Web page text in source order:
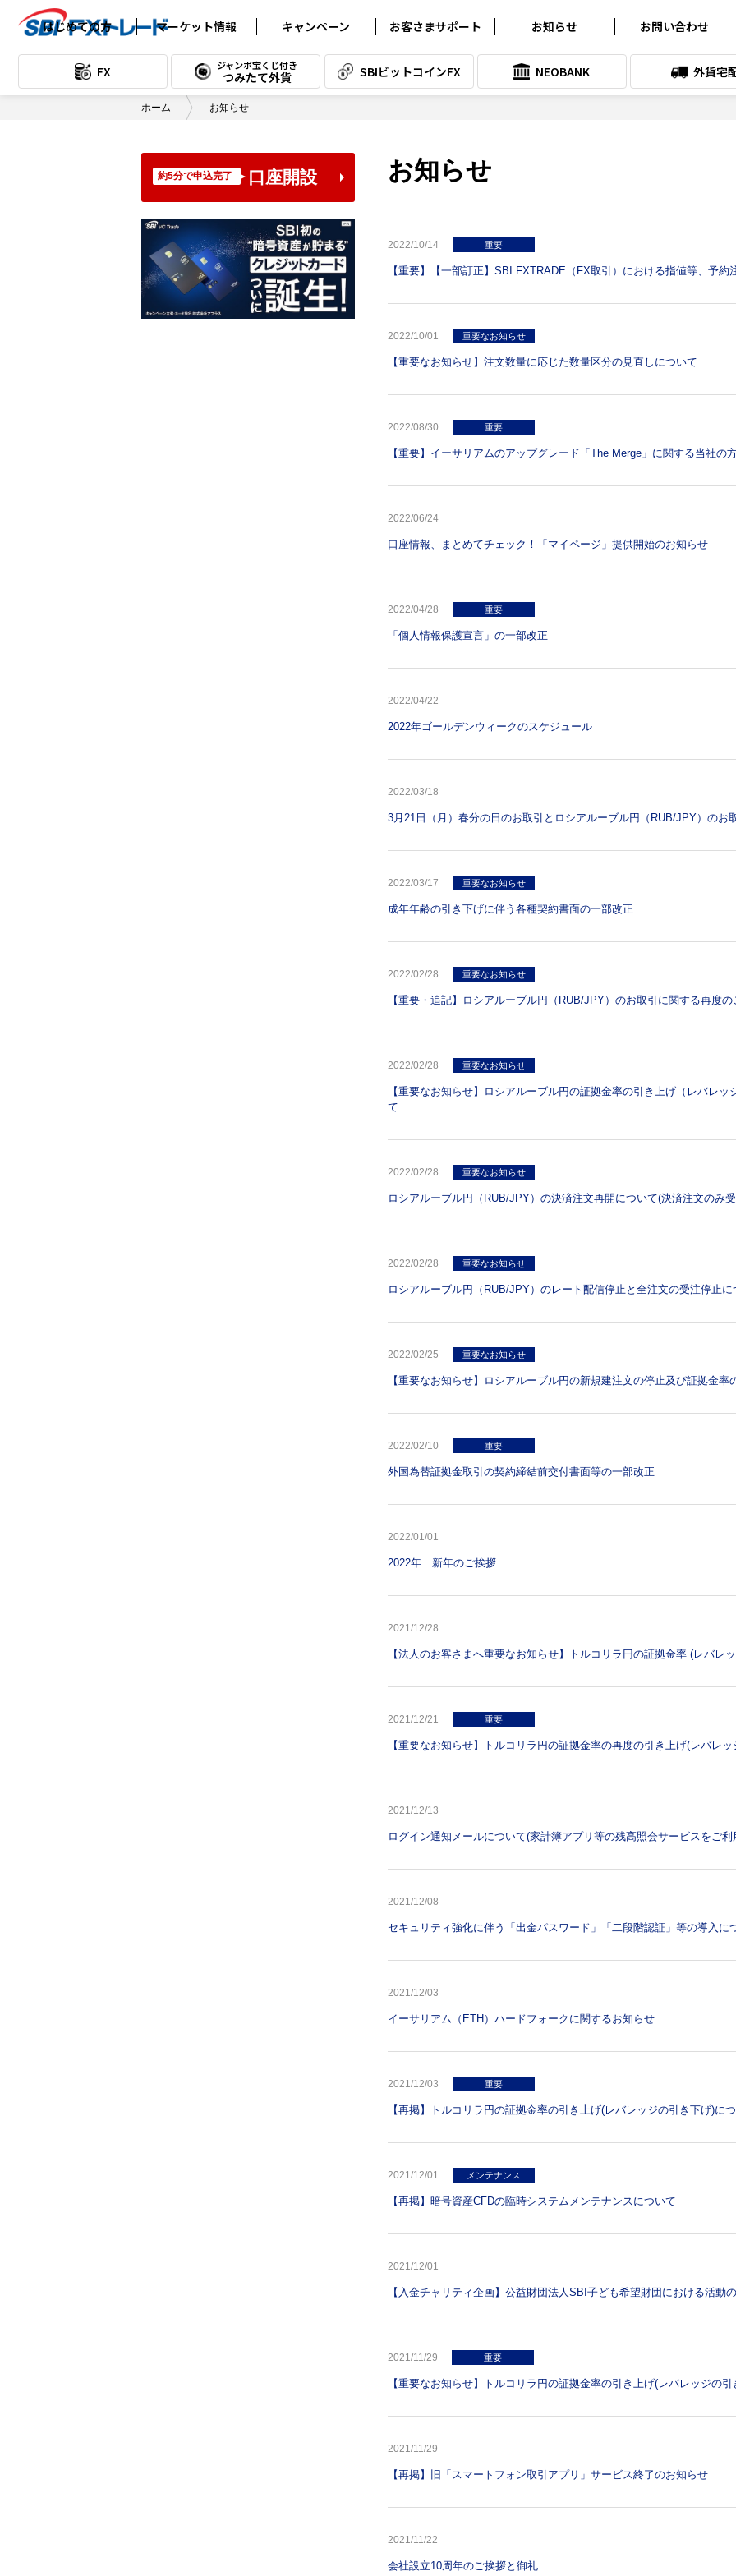
はじめての方
FXの基礎知識
取引の始め方
口座開設書類到着後の流れ
「口座開設手続き完了のご案内」
マーケット情報
為替レート (FX)
為替チャート (FX)
本日のスワップポイント (FX)
スワップポイント
カレンダー (つみたて)
経済指標カレンダー
デイリーレポート
キャンペーン お客さまサポート
よくある質問
クイック入金サービス
各種マニュアル
システム稼働状況
スリッページ実績
お問い合わせ
お知らせ
お知らせ
プレスリリース
お問い合わせ
FX ジャンボ宝くじ付き
つみたて外貨 SBIビットコインFX NEOBANK 外貨宅
ホーム お知らせ
お知らせ
2022/10/14 重要
【重要】【一部訂正】SBI FXTRADE（FX取引）における指値等、予約
2022/10/01 重要なお知らせ
【重要なお知らせ】注文数量に応じた数量区分の見直しについて
2022/08/30 重要
【重要】イーサリアムのアップグレード「The Merge」に関する当社の
2022/06/24
口座情報、まとめてチェック！「マイページ」提供開始のお知らせ
2022/04/28 重要
「個人情報保護宣言」の一部改正
2022/04/22
2022年ゴールデンウィークのスケジュール
2022/03/18
3月21日（月）春分の日のお取引とロシアルーブル円（RUB/JPY）のお
2022/03/17 重要なお知らせ
成年年齢の引き下げに伴う各種契約書面の一部改正
2022/02/28 重要なお知らせ
【重要・追記】ロシアルーブル円（RUB/JPY）のお取引に関する再度の
2022/02/28 重要なお知らせ
【重要なお知らせ】ロシアルーブル円の証拠金率の引き上げ（レバレ
て
2022/02/28 重要なお知らせ
ロシアルーブル円（RUB/JPY）の決済注文再開について(決済注文のみ
2022/02/28 重要なお知らせ
ロシアルーブル円（RUB/JPY）のレート配信停止と全注文の受注停止に
2022/02/25 重要なお知らせ
【重要なお知らせ】ロシアルーブル円の新規建注文の停止及び証拠金
2022/02/10 重要
外国為替証拠金取引の契約締結前交付書面等の一部改正
2022/01/01
2022年 新年のご挨拶
2021/12/28
【法人のお客さまへ重要なお知らせ】トルコリラ円の証拠金率 (レバレ
2021/12/21 重要
【重要なお知らせ】トルコリラ円の証拠金率の再度の引き上げ(レバレ
2021/12/13
ログイン通知メールについて(家計簿アプリ等の残高照会サービスをご
2021/12/08
セキュリティ強化に伴う「出金パスワード」「二段階認証」等の導入に
2021/12/03
イーサリアム（ETH）ハードフォークに関するお知らせ
2021/12/03 重要
【再掲】トルコリラ円の証拠金率の引き上げ(レバレッジの引き下げ)に
2021/12/01 メンテナンス
【再掲】暗号資産CFDの臨時システムメンテナンスについて
2021/12/01
【入金チャリティ企画】公益財団法人SBI子ども希望財団における活動
2021/11/29 重要
【重要なお知らせ】トルコリラ円の証拠金率の引き上げ(レバレッジの
2021/11/29
【再掲】旧「スマートフォン取引アプリ」サービス終了のお知らせ
2021/11/22
会社設立10周年のご挨拶と御礼
約5分で申込完了 口座開設